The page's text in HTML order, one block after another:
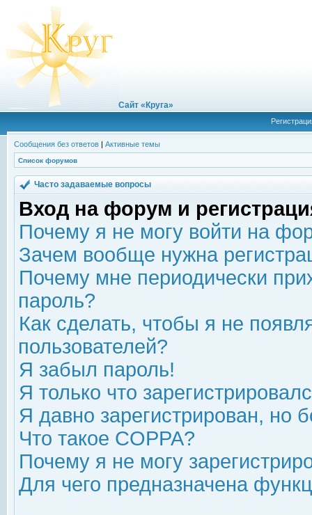
Сайт «Круга»
Сообщения без ответов | Активные темы
Список форумов
Часто задаваемые вопросы
Вход на форум и
Почему я не могу войти на
Зачем вообще нужна
Почему мне периодически
пароль?
Как сделать, чтобы я не
пользователей?
Я забыл пароль!
Я только что
Я давно зарегистрирован, но
Что такое COPPA?
Почему я не могу
Для чего предназначена